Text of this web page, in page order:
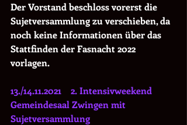
Der Vorstand beschloss vorerst die
Sujetversammlung zu verschieben, da
noch keine Informationen über das
Stattfinden der Fasnacht 2022
vorlagen.
13./14.11.2021    2. Intensivweekend
Gemeindesaal Zwingen mit
Sujetversammlung